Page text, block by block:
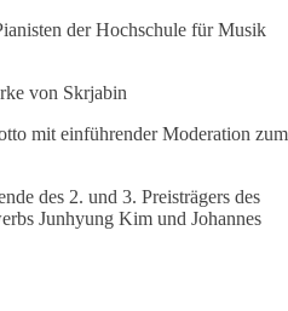
der Hochschule für Musik
von Skrjabin
mit einführender Moderation zum
des 2. und 3. Preisträgers des
Junhyung Kim und Johannes